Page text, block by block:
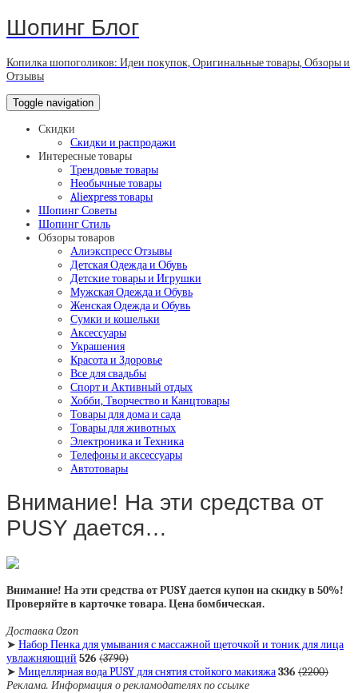
Шопинг Блог
Копилка шопоголиков: Идеи покупок, Оригинальные товары, Обзоры и
Отзывы
Toggle navigation
Скидки
Скидки и распродажи
Интересные товары
Трендовые товары
Необычные товары
Aliexpress товары
Шопинг Советы
Шопинг Стиль
Обзоры товаров
Алиэкспресс Отзывы
Детская Одежда и Обувь
Детские товары и Игрушки
Мужская Одежда и Обувь
Женская Одежда и Обувь
Сумки и кошельки
Аксессуары
Украшения
Красота и Здоровье
Все для свадьбы
Спорт и Активный отдых
Хобби, Творчество и Канцтовары
Товары для дома и сада
Товары для животных
Электроника и Техника
Телефоны и аксессуары
Автотовары
Внимание! На эти средства от
PUSY дается…
Внимание! На эти средства от PUSY дается купон на скидку в 50%!
Проверяйте в карточке товара. Цена бомбическая.
ДоставкаOzon
➤ Набор Пенка для умывания с массажной щеточкой и тоник для лица
увлажняющий 526 (3790)
➤ Мицеллярная вода PUSY для снятия стойкого макияжа336 (2200)
Реклама. Информация о рекламодателях по ссылке